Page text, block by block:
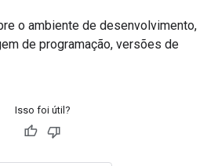
o ambiente de desenvolvimento,
de programação, versões de
Isso foi útil?